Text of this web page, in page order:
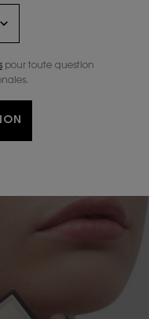
pour toute question